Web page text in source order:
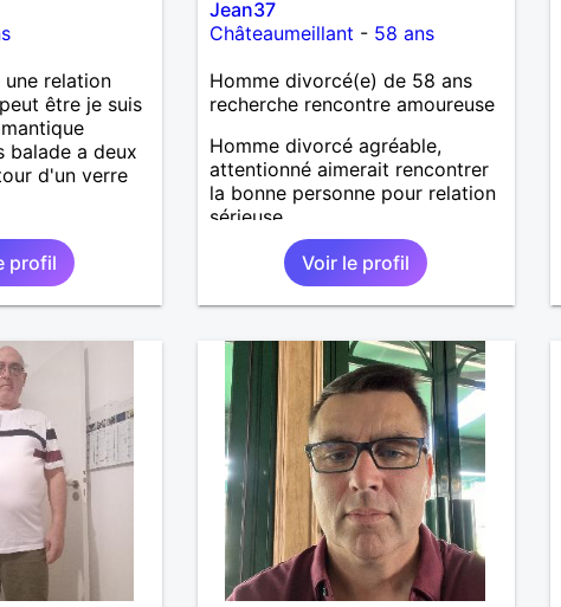
relation
être je suis
balade a deux
d'un verre
profil
Jean37
Châteaumeillant - 58 ans
Homme divorcé(e) de 58 ans
recherche rencontre amoureuse
Homme divorcé agréable,
attentionné aimerait rencontrer
la bonne personne pour relation
sérieuse...
Voir le profil